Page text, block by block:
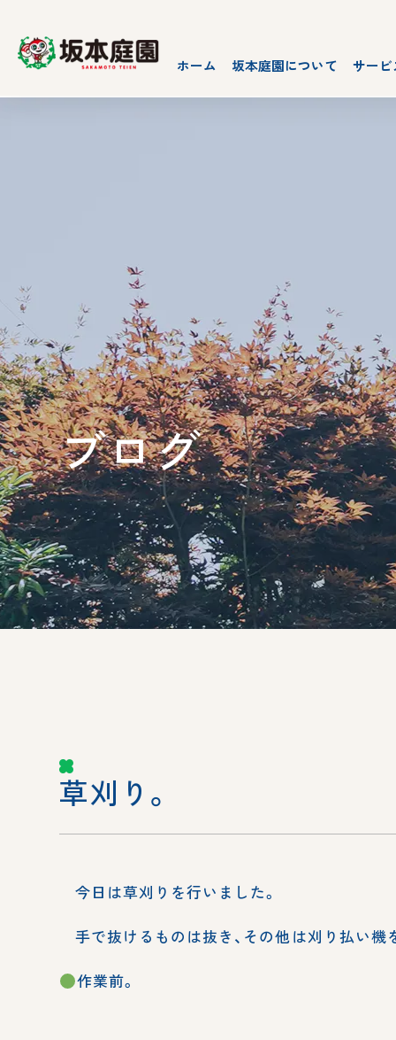
ホーム 坂本庭園について サー
ブログ
草刈り。
今日は草刈りを行いました。
手で抜けるものは抜き、その他は刈り払い機
作業前。